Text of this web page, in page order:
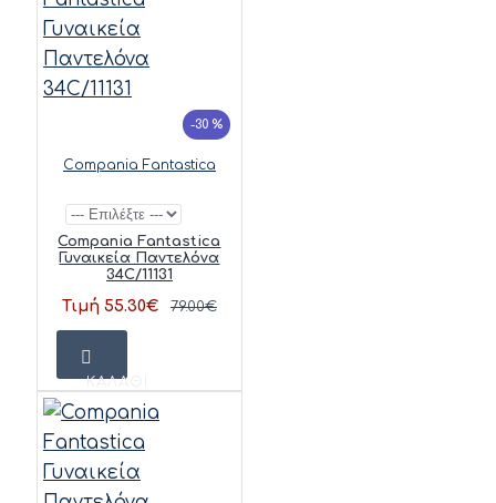
-30 %
Compania Fantastica
Compania Fantastica
Γυναικεία Παντελόνα
34C/11131
Τιμή 55.30€ 79.00€
ΚΑΛΆΘΙ